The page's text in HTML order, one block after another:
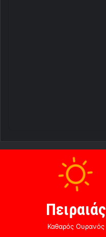
Πειραιάς
Καθαρός Ουρανός